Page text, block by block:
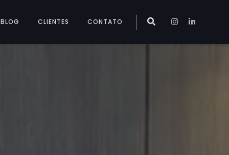
BLOG CLIENTES CONTATO